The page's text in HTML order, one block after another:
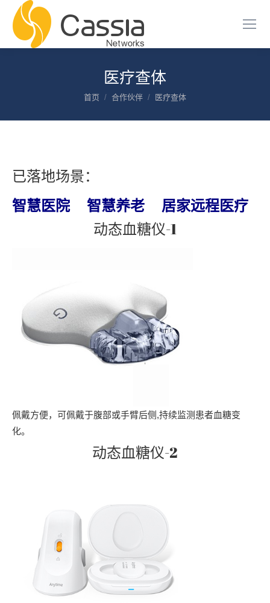
医疗查体
您在这里：
首页 合作伙伴 医疗查体
已落地场景：
智慧医院
智慧养老
居家远程医疗
动态血糖仪-1
佩戴方便，可佩戴于腹部或手臂后侧,持续监测患者血糖变
化。
动态血糖仪-2